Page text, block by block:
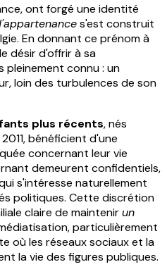
ont forgé une identité
s'est construit
En donnant ce prénom à
désir d'offrir à sa
pleinement connu : un
loin des turbulences de son
plus récents, nés
bénéficient d'une
concernant leur vie
demeurent confidentiels,
s'intéresse naturellement
politiques. Cette discrétion
claire de maintenirun
particulièrement
où les réseaux sociaux et la
la vie des figures publiques.